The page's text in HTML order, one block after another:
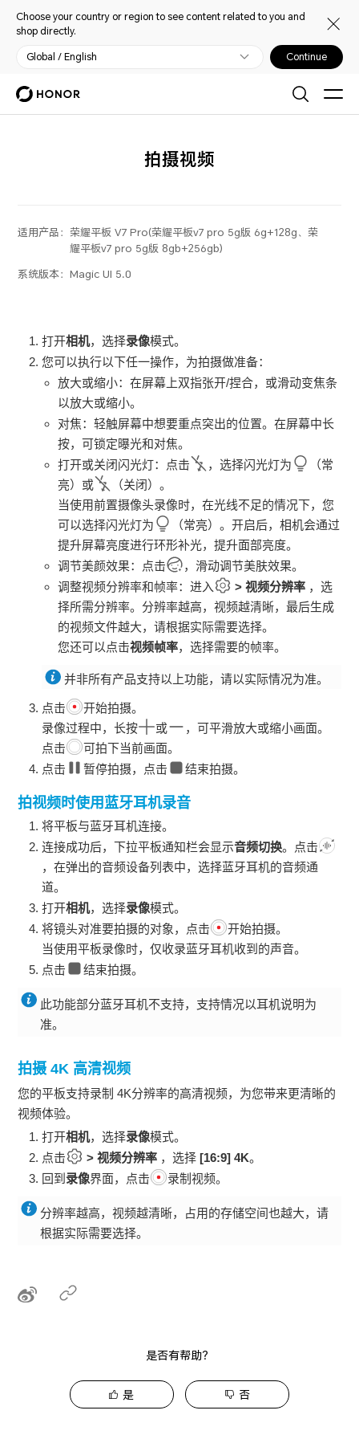
Choose your country or region to see content related to you and
shop directly.
Global / English Continue
拍摄视频
适用产品： 荣耀平板 V7 Pro(荣耀平板v7 pro 5g版 6g+128g、荣
耀平板v7 pro 5g版 8gb+256gb)
系统版本：Magic UI 5.0
打开相机，选择录像模式。
您可以执行以下任一操作，为拍摄做准备：
放大或缩小：在屏幕上双指张开/捏合，或滑动变焦条
以放大或缩小。
对焦：轻触屏幕中想要重点突出的位置。在屏幕中长
按，可锁定曝光和对焦。
打开或关闭闪光灯：点击
，选择闪光灯为
（常
亮）或
（关闭）。
当使用前置摄像头录像时，在光线不足的情况下，您
可以选择闪光灯为
（常亮）。开启后，相机会通过
提升屏幕亮度进行环形补光，提升面部亮度。
调节美颜效果：点击
，滑动调节美肤效果。
调整视频分辨率和帧率：进入
>视频分辨率 ，选
择所需分辨率。分辨率越高，视频越清晰，最后生成
的视频文件越大，请根据实际需要选择。
您还可以点击视频帧率，选择需要的帧率。
并非所有产品支持以上功能，请以实际情况为准。
点击
开始拍摄。
录像过程中，长按
或
，可平滑放大或缩小画面。
点击
可拍下当前画面。
点击
暂停拍摄，点击 结束拍摄。
拍视频时使用蓝牙耳机录音
将平板与蓝牙耳机连接。
连接成功后，下拉平板通知栏会显示音频切换。点击
，在弹出的音频设备列表中，选择蓝牙耳机的音频通
道。
打开相机，选择录像模式。
将镜头对准要拍摄的对象，点击
开始拍摄。
当使用平板录像时，仅收录蓝牙耳机收到的声音。
点击
结束拍摄。
此功能部分蓝牙耳机不支持，支持情况以耳机说明为
准。
拍摄 4K 高清视频
您的平板支持录制 4K分辨率的高清视频，为您带来更清晰的
视频体验。
打开相机，选择录像模式。
点击
>视频分辨率 ，选择[16:9] 4K。
回到 录像界面，点击 录制视频。
分辨率越高，视频越清晰，占用的存储空间也越大，请
根据实际需要选择。
是否有帮助？
是 否